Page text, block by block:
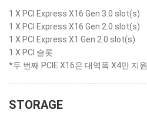
1 X PCI Express X16 Gen 3.0 slot(s)
1 X PCI Express X16 Gen 2.0 slot(s)
1 X PCI Express X1 Gen 2.0 slot(s)
1 X PCI 슬롯
*두 번째 PCIE X16은 대역폭 X4만 지원
STORAGE